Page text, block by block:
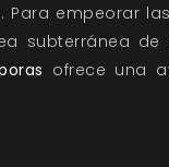
empeorar
subterránea de
ofrece una